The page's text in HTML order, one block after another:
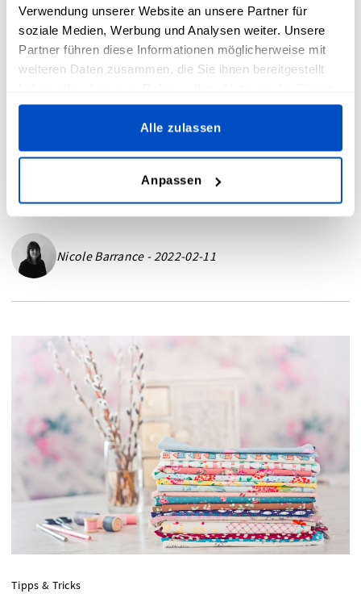
Verwendung unserer Website an unsere Partner für
soziale Medien, Werbung und Analysen weiter. Unsere
Partner führen diese Informationen möglicherweise mit
weiteren Daten zusammen, die Sie ihnen bereitgestellt
gesammelt haben.
Alle zulassen
Anpassen
dich fesseln werden
Lebens von Kunstschaffenden, Modedesignern
/ Modedesignerinnen oder It-Girls suchst,
werden dich diese biografischen Filme (und
Serien) nicht enttäuschen!
Nicole Barrance - 2022-02-11
Tipps & Tricks